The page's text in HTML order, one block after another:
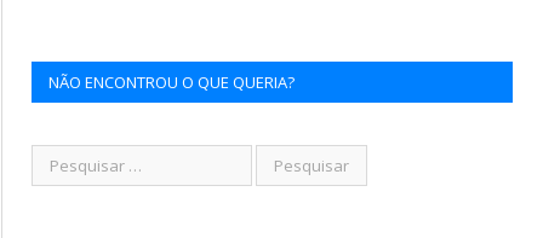
NÃO ENCONTROU O QUE QUERIA?